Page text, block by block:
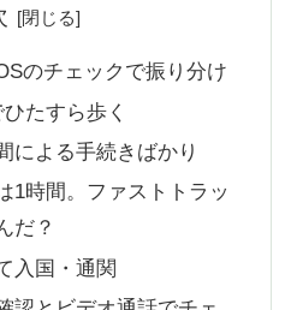
のチェックで振り分け
たすら歩く
による手続きばかり
1時間。ファストトラッ
だ？
入国・通関